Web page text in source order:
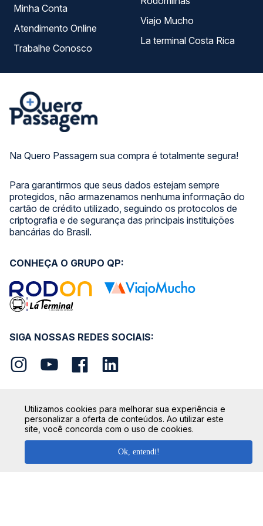
Na Quero Passagem sua compra é totalmente segura!
Para garantirmos que seus dados estejam sempre
protegidos, não armazenamos nenhuma informação do
cartão de crédito utilizado, seguindo os protocolos de
criptografia e de segurança das principais instituições
bancárias do Brasil.
Minha Conta
Atendimento Online
Trabalhe Conosco
Viajo Mucho
La terminal Costa Rica
SIGA NOSSAS REDES SOCIAIS:
CONHEÇA O GRUPO QP:
SEGURANÇA
Utilizamos cookies para melhorar sua experiência e
personalizar a oferta de conteúdos. Ao utilizar este
site, você concorda com o uso de cookies.
Ok, entendi!